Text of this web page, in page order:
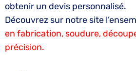
obtenir un devis personnalisé.
Découvrez sur notre site
en fabrication, soudure,
précision.